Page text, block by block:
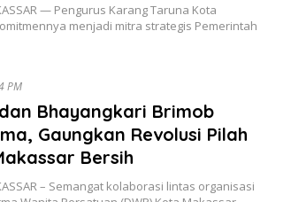
— Pengurus Karang Taruna Kota
menjadi mitra strategis Pemerintah
PM
Bhayangkari Brimob
Gaungkan Revolusi Pilah
Bersih
– Semangat kolaborasi lintas organisasi